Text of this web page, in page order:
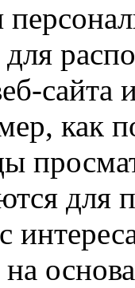
как
для